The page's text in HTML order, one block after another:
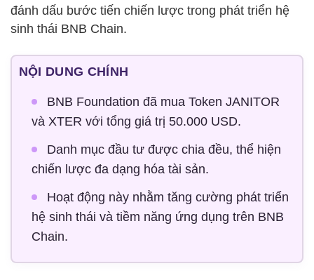
đánh dấu bước tiến chiến lược trong phát triển hệ
sinh thái BNB Chain.
NỘI DUNG CHÍNH
BNB Foundation đã mua Token JANITOR
và XTER với tổng giá trị 50.000 USD.
Danh mục đầu tư được chia đều, thể hiện
chiến lược đa dạng hóa tài sản.
Hoạt động này nhằm tăng cường phát triển
hệ sinh thái và tiềm năng ứng dụng trên BNB
Chain.